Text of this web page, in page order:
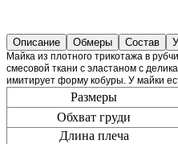
Описание Обмеры Состав
Майка из плотного трикотажа в
смесовой ткани с эластаном с
имитирует форму кобуры. У майки
Размеры
Обхват груди
Длина плеча